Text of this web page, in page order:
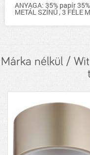
ANYAGA: 35% papír
METÁL SZÍNŰ , 3 FÉLE
Márka nélkül /